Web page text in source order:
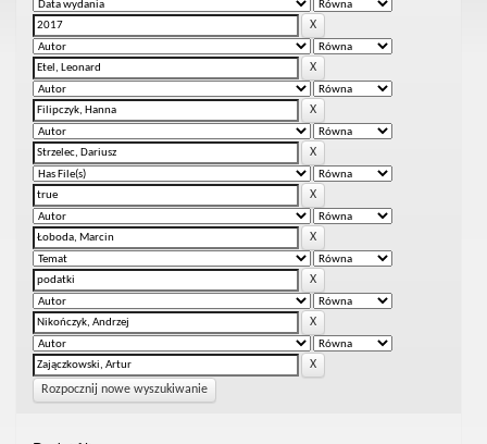
Rozpocznij nowe wyszukiwanie